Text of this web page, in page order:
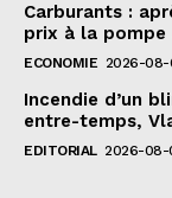
Carburants :
prix à la pompe
ECONOMIE 2026-08-
Incendie d’un
entre-temps,
EDITORIAL 2026-08-